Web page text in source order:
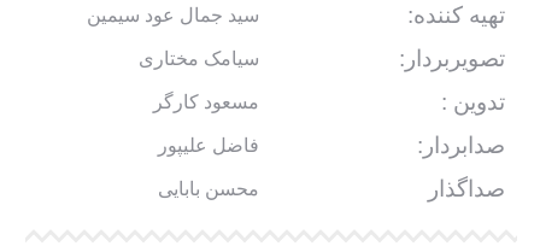
تهیه کننده: سید جمال عود سیمین
تصویربردار: سیامک مختاری
تدوین : مسعود کارگر
صدابردار: فاضل علیپور
صداگذار محسن بابایی